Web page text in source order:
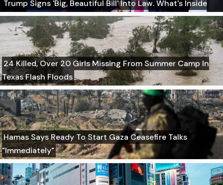
Trump Signs 'Big, Beautiful Bill' Into Law. What's Inside
24 Killed, Over 20 Girls Missing From Summer Camp In
Texas Flash Floods
Hamas Says Ready To Start Gaza Ceasefire Talks
"Immediately"